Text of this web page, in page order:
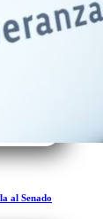
al Senado